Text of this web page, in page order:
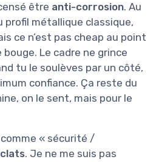
être anti-corrosion. Au
profil métallique classique,
ce n’est pas cheap au point
bouge. Le cadre ne grince
tu le soulèves par un côté,
confiance. Ça reste du
on le sent, mais pour le
« sécurité /
. Je ne me suis pas